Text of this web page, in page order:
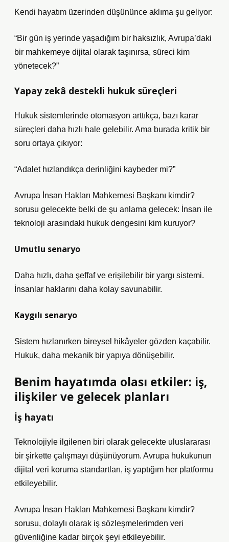
Kendi hayatım üzerinden düşününce aklıma şu geliyor:
“Bir gün iş yerinde yaşadığım bir haksızlık, Avrupa’daki
bir mahkemeye dijital olarak taşınırsa, süreci kim
yönetecek?”
Yapay zekâ destekli hukuk süreçleri
Hukuk sistemlerinde otomasyon arttıkça, bazı karar
süreçleri daha hızlı hale gelebilir. Ama burada kritik bir
soru ortaya çıkıyor:
“Adalet hızlandıkça derinliğini kaybeder mi?”
Avrupa İnsan Hakları Mahkemesi Başkanı kimdir?
sorusu gelecekte belki de şu anlama gelecek: İnsan ile
teknoloji arasındaki hukuk dengesini kim kuruyor?
Umutlu senaryo
Daha hızlı, daha şeffaf ve erişilebilir bir yargı sistemi.
İnsanlar haklarını daha kolay savunabilir.
Kaygılı senaryo
Sistem hızlanırken bireysel hikâyeler gözden kaçabilir.
Hukuk, daha mekanik bir yapıya dönüşebilir.
Benim hayatımda olası etkiler: iş,
ilişkiler ve gelecek planları
İş hayatı
Teknolojiyle ilgilenen biri olarak gelecekte uluslararası
bir şirkette çalışmayı düşünüyorum. Avrupa hukukunun
dijital veri koruma standartları, iş yaptığım her platformu
etkileyebilir.
Avrupa İnsan Hakları Mahkemesi Başkanı kimdir?
sorusu, dolaylı olarak iş sözleşmelerimden veri
güvenliğine kadar birçok şeyi etkileyebilir.